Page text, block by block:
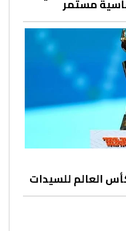
مستمر
العالم للسيدات